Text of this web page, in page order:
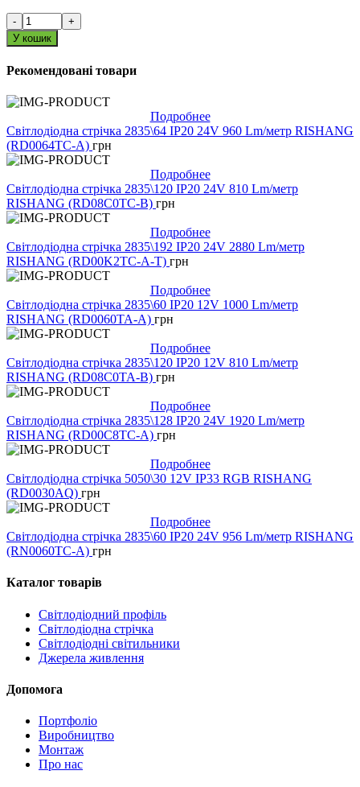
-
+
У кошик
Рекомендовані товари
Подробнее
Світлодіодна стрічка 2835\64 IP20 24V 960 Lm/метр RISHANG
(RD0064TC-A) грн
Подробнее
Світлодіодна стрічка 2835\120 IP20 24V 810 Lm/метр
RISHANG (RD08C0TC-B) грн
Подробнее
Світлодіодна стрічка 2835\192 IP20 24V 2880 Lm/метр
RISHANG (RD00K2TC-A-T) грн
Подробнее
Світлодіодна стрічка 2835\60 IP20 12V 1000 Lm/метр
RISHANG (RD0060TA-A) грн
Подробнее
Світлодіодна стрічка 2835\120 IP20 12V 810 Lm/метр
RISHANG (RD08C0TA-B) грн
Подробнее
Світлодіодна стрічка 2835\128 IP20 24V 1920 Lm/метр
RISHANG (RD00C8TC-A) грн
Подробнее
Світлодіодна стрічка 5050\30 12V IP33 RGB RISHANG
(RD0030AQ) грн
Подробнее
Світлодіодна стрічка 2835\60 IP20 24V 956 Lm/метр RISHANG
(RN0060TC-A) грн
Каталог товарів
Світлодіодний профіль
Світлодіодна стрічка
Світлодіодні світильники
Джерела живлення
Допомога
Портфоліо
Виробництво
Монтаж
Про нас